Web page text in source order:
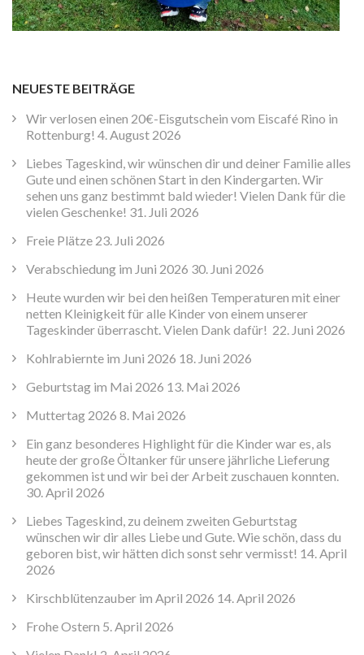
NEUESTE BEITRÄGE
Wir verlosen einen 20€-Eisgutschein vom Eiscafé Rino in
Rottenburg! 4. August 2026
Liebes Tageskind, wir wünschen dir und deiner Familie alles
Gute und einen schönen Start in den Kindergarten. Wir
sehen uns ganz bestimmt bald wieder! Vielen Dank für die
vielen Geschenke! 31. Juli 2026
Freie Plätze 23. Juli 2026
Verabschiedung im Juni 2026 30. Juni 2026
Heute wurden wir bei den heißen Temperaturen mit einer
netten Kleinigkeit für alle Kinder von einem unserer
Tageskinder überrascht. Vielen Dank dafür! 22. Juni 2026
Kohlrabiernte im Juni 2026 18. Juni 2026
Geburtstag im Mai 2026 13. Mai 2026
Muttertag 2026 8. Mai 2026
Ein ganz besonderes Highlight für die Kinder war es, als
heute der große Öltanker für unsere jährliche Lieferung
gekommen ist und wir bei der Arbeit zuschauen konnten.
30. April 2026
Liebes Tageskind, zu deinem zweiten Geburtstag
wünschen wir dir alles Liebe und Gute. Wie schön, dass du
geboren bist, wir hätten dich sonst sehr vermisst! 14. April
2026
Kirschblütenzauber im April 2026 14. April 2026
Frohe Ostern 5. April 2026